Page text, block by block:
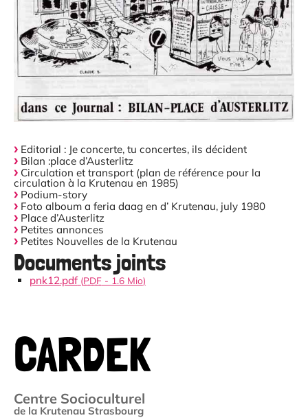
Editorial : Je concerte, tu concertes, ils décident
Bilan :place d’Austerlitz
Circulation et transport (plan de référence pour la
circulation à la Krutenau en 1985)
Podium-story
Foto alboum a feria daag en d’ Krutenau, july 1980
Place d’Austerlitz
Petites annonces
Petites Nouvelles de la Krutenau
Documents joints
pnk12.pdf (PDF- 1.6 Mio)
CARDEK
Centre Socioculturel
de la Krutenau Strasbourg